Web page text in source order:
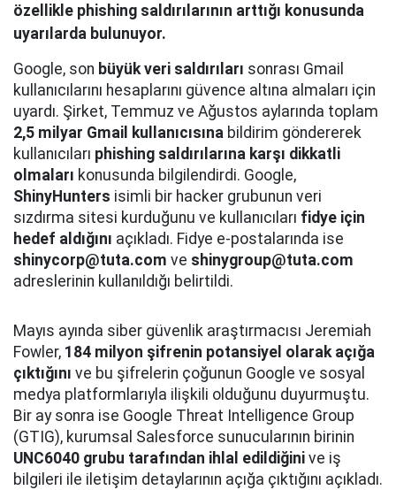
özellikle phishing saldırılarının arttığı konusunda
uyarılarda bulunuyor.
Google, son büyük veri saldırıları sonrası Gmail
kullanıcılarını hesaplarını güvence altına almaları için
uyardı. Şirket, Temmuz ve Ağustos aylarında toplam
2,5 milyar Gmail kullanıcısına bildirim göndererek
kullanıcıları phishing saldırılarına karşı dikkatli
olmaları konusunda bilgilendirdi. Google,
ShinyHunters isimli bir hacker grubunun veri
sızdırma sitesi kurduğunu ve kullanıcıları fidye için
hedef aldığını açıkladı. Fidye e-postalarında ise
shinycorp@tuta.com ve shinygroup@tuta.com
adreslerinin kullanıldığı belirtildi.
Mayıs ayında siber güvenlik araştırmacısı Jeremiah
Fowler, 184 milyon şifrenin potansiyel olarak açığa
çıktığını ve bu şifrelerin çoğunun Google ve sosyal
medya platformlarıyla ilişkili olduğunu duyurmuştu.
Bir ay sonra ise Google Threat Intelligence Group
(GTIG), kurumsal Salesforce sunucularının birinin
UNC6040 grubu tarafından ihlal edildiğini ve iş
bilgileri ile iletişim detaylarının açığa çıktığını açıkladı.